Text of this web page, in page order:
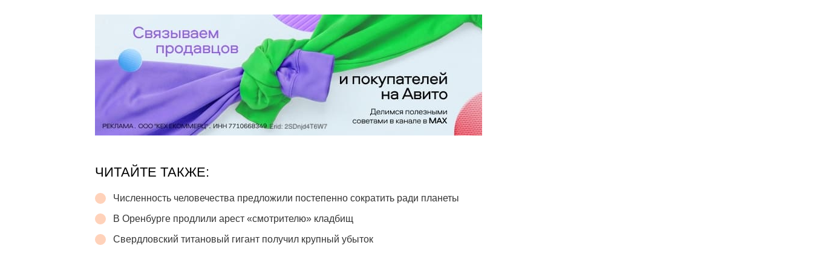
ЧИТАЙТЕ ТАКЖЕ:
Численность человечества предложили постепенно сократить ради планеты
В Оренбурге продлили арест «смотрителю» кладбищ
Свердловский титановый гигант получил крупный убыток